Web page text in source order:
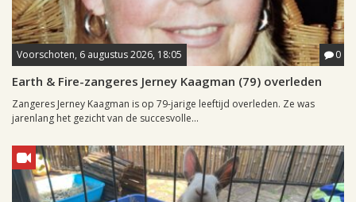
Voorschoten, 6 augustus 2026, 18:05 0
Earth & Fire-zangeres Jerney Kaagman (79) overleden
Zangeres Jerney Kaagman is op 79-jarige leeftijd overleden. Ze was
jarenlang het gezicht van de succesvolle...